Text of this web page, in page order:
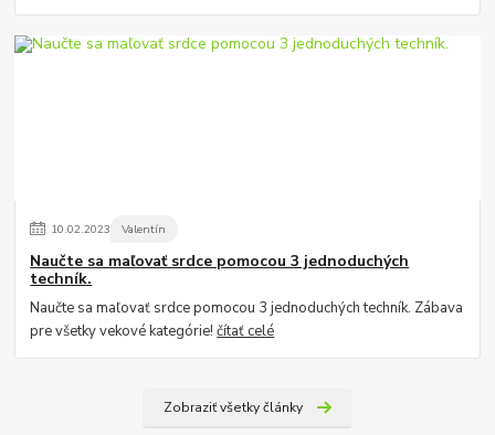
10.02.2023 Valentín
Naučte sa maľovať srdce pomocou 3 jednoduchých
techník.
Naučte sa maľovať srdce pomocou 3 jednoduchých techník. Zábava
pre všetky vekové kategórie!čítať celé
Zobraziť všetky články